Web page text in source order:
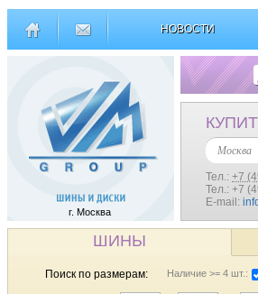
НОВОСТИ
г. Москва
Москва
Тел.: +7
Тел.: +7
E-mail:
ШИНЫ
Поиск по размерам: Наличие >= 4 шт.: